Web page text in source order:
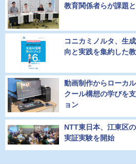
教育関係者らが課題
コニカミノルタ、生
向と実践を集約した
動画制作からローカ
クール構想の学びを
ョン
NTT東日本、江東区
実証実験を開始